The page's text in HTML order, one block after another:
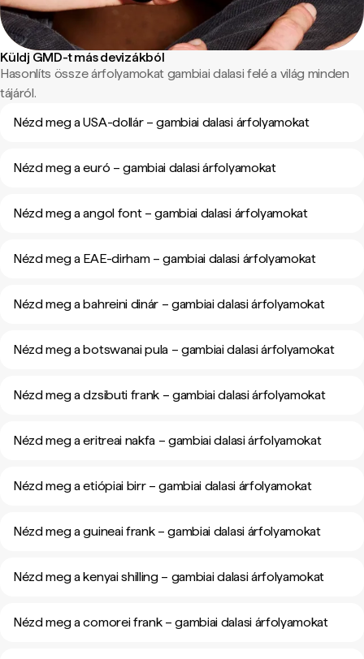
Küldj GMD-t más devizákból
Hasonlíts össze árfolyamokat gambiai dalasi felé a világ minden
tájáról.
Nézd meg a USA-dollár – gambiai dalasi árfolyamokat
Nézd meg a euró – gambiai dalasi árfolyamokat
Nézd meg a angol font – gambiai dalasi árfolyamokat
Nézd meg a EAE-dirham – gambiai dalasi árfolyamokat
Nézd meg a bahreini dinár – gambiai dalasi árfolyamokat
Nézd meg a botswanai pula – gambiai dalasi árfolyamokat
Nézd meg a dzsibuti frank – gambiai dalasi árfolyamokat
Nézd meg a eritreai nakfa – gambiai dalasi árfolyamokat
Nézd meg a etiópiai birr – gambiai dalasi árfolyamokat
Nézd meg a guineai frank – gambiai dalasi árfolyamokat
Nézd meg a kenyai shilling – gambiai dalasi árfolyamokat
Nézd meg a comorei frank – gambiai dalasi árfolyamokat